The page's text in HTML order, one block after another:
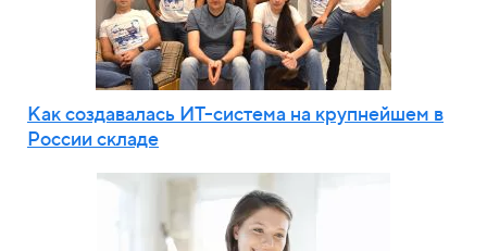
Как создавалась ИТ-система на крупнейшем в
России складе